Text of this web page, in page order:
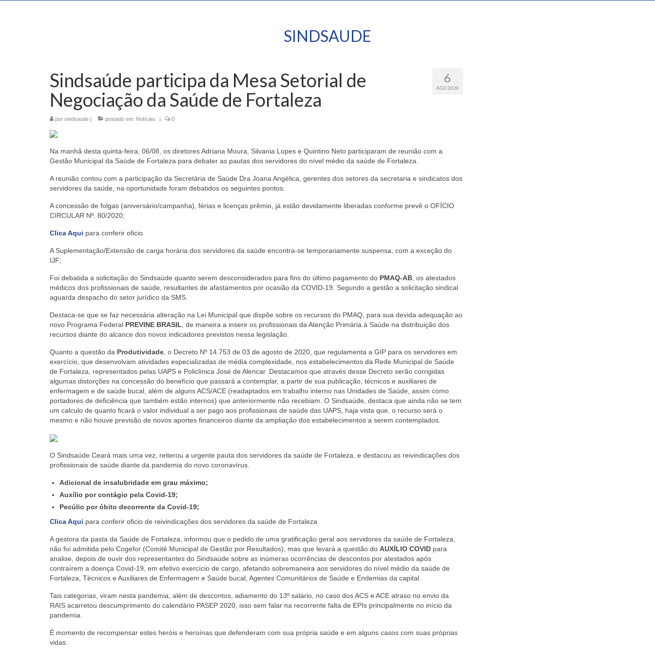
SINDSAUDE
6
AGO 2020
Sindsaúde participa da Mesa Setorial de
Negociação da Saúde de Fortaleza
por sindsaude | postado em: Notícias | 0
Na manhã desta quinta-feira, 06/08, os diretores Adriana Moura, Silvania Lopes e Quintino Neto participaram de reunião com a
Gestão Municipal da Saúde de Fortaleza para debater as pautas dos servidores do nível médio da saúde de Fortaleza.
A reunião contou com a participação da Secretária de Saúde Dra Joana Angélica, gerentes dos setores da secretaria e sindicatos dos
servidores da saúde, na oportunidade foram debatidos os seguintes pontos:
A concessão de folgas (aniversário/campanha), férias e licenças prêmio, já estão devidamente liberadas conforme prevê o OFÍCIO
CIRCULAR Nº. 80/2020;
Clica Aqui para conferir oficio.
A Suplementação/Extensão de carga horária dos servidores da saúde encontra-se temporariamente suspensa, com a exceção do
IJF;
Foi debatida a solicitação do Sindsaúde quanto serem desconsiderados para fins do último pagamento do PMAQ-AB , os atestados
médicos dos profissionais de saúde, resultantes de afastamentos por ocasião da COVID-19. Segundo a gestão a solicitação sindical
aguarda despacho do setor jurídico da SMS.
Destaca-se que se faz necessária alteração na Lei Municipal que dispõe sobre os recursos do PMAQ, para sua devida adequação ao
novo Programa Federal PREVINE BRASIL , de maneira a inserir os profissionais da Atenção Primária à Saúde na distribuição dos
recursos diante do alcance dos novos indicadores previstos nessa legislação.
Quanto a questão da Produtividade , o Decreto Nº 14.753 de 03 de agosto de 2020, que regulamenta a GIP para os servidores em
exercício, que desenvolvam atividades especializadas de média complexidade, nos estabelecimentos da Rede Municipal de Saúde
de Fortaleza, representados pelas UAPS e Policlínica José de Alencar. Destacamos que através desse Decreto serão corrigidas
algumas distorções na concessão do benefício que passará a contemplar, a partir de sua publicação, técnicos e auxiliares de
enfermagem e de saúde bucal, além de alguns ACS/ACE (readaptados em trabalho interno nas Unidades de Saúde, assim como
portadores de deficiência que também estão internos) que anteriormente não recebiam. O Sindsaúde, destaca que ainda não se tem
um calculo de quanto ficará o valor individual a ser pago aos profissionais de saúde das UAPS, haja vista que, o recurso será o
mesmo e não houve previsão de novos aportes financeiros diante da ampliação dos estabelecimentos a serem contemplados.
O Sindsaúde Ceará mais uma vez, reiterou a urgente pauta dos servidores da saúde de Fortaleza, e destacou as reivindicações dos
profissionais de saúde diante da pandemia do novo coronavírus.
Adicional de insalubridade em grau máximo;
Auxílio por contágio pela Covid-19;
Pecúlio por óbito decorrente da Covid-19;
Clica Aqui para conferir oficio de reivindicações dos servidores da saúde de Fortaleza
A gestora da pasta da Saúde de Fortaleza, informou que o pedido de uma gratificação geral aos servidores da saúde de Fortaleza,
não foi admitida pelo Cogefor (Comitê Municipal de Gestão por Resultados), mas que levará a questão do AUXÍLIO COVID para
analise, depois de ouvir dos representantes do Sindsaúde sobre as inúmeras ocorrências de descontos por atestados após
contraírem a doença Covid-19, em efetivo exercício de cargo, afetando sobremaneira aos servidores do nível médio da saúde de
Fortaleza, Técnicos e Auxiliares de Enfermagem e Saúde bucal, Agentes Comunitários de Saúde e Endemias da capital.
Tais categorias, viram nesta pandemia, além de descontos, adiamento do 13º salário, no caso dos ACS e ACE atraso no envio da
RAIS acarretou descumprimento do calendário PASEP 2020, isso sem falar na recorrente falta de EPIs principalmente no início da
pandemia.
É momento de recompensar estes heróis e heroínas que defenderam com sua própria saúde e em alguns casos com suas próprias
vidas.